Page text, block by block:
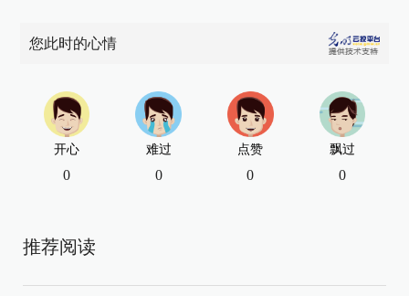
您此时的心情
开心
0
难过
0
点赞
0
飘过
0
推荐阅读